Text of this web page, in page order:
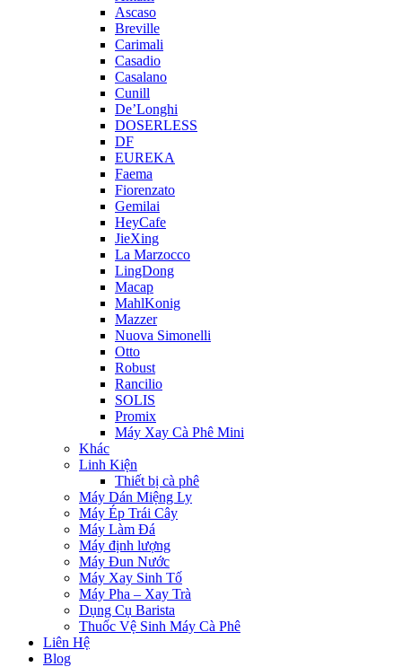
Ascaso
Breville
Carimali
Casadio
Casalano
Cunill
De’Longhi
DOSERLESS
DF
EUREKA
Faema
Fiorenzato
Gemilai
HeyCafe
JieXing
La Marzocco
LingDong
Macap
MahlKonig
Mazzer
Nuova Simonelli
Otto
Robust
Rancilio
SOLIS
Promix
Máy Xay Cà Phê Mini
Khác
Linh Kiện
Thiết bị cà phê
Máy Dán Miệng Ly
Máy Ép Trái Cây
Máy Làm Đá
Máy định lượng
Máy Đun Nước
Máy Xay Sinh Tố
Máy Pha – Xay Trà
Dụng Cụ Barista
Thuốc Vệ Sinh Máy Cà Phê
Liên Hệ
Blog